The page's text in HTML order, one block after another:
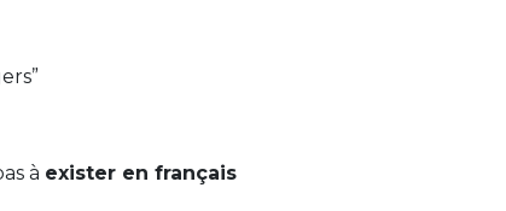
à exister en français